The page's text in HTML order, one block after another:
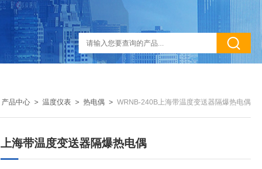
产品中心 > 温度仪表 > 热电偶 > WRNB-240B上海带温度变送器隔爆热电偶
上海带温度变送器隔爆热电偶